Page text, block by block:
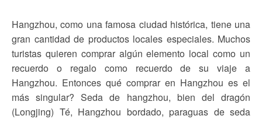
Hangzhou, como una famosa ciudad histórica, tiene una
gran cantidad de productos locales especiales. Muchos
turistas quieren comprar algún elemento local como un
recuerdo o regalo como recuerdo de su viaje a
Hangzhou. Entonces qué comprar en Hangzhou es el
más singular? Seda de hangzhou, bien del dragón
(Longjing) Té, Hangzhou bordado, paraguas de seda